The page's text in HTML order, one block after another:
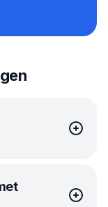
je alle